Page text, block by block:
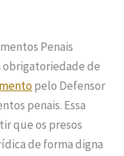
Penais
obrigatoriedade de
pelo Defensor
penais. Essa
que os presos
de forma digna